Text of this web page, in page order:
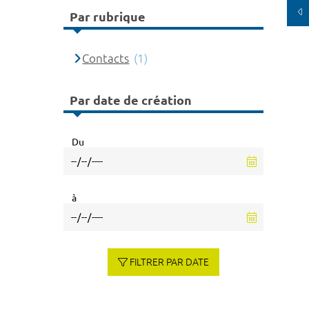
Par rubrique
Contacts (1)
Par date de création
Du
à
FILTRER PAR DATE